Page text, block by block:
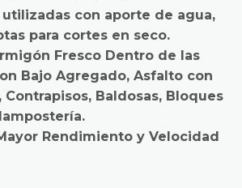
con aporte de agua,
para cortes en seco.
Fresco Dentro de las
Bajo Agregado, Asfalto con
Baldosas, Bloques
Rendimiento y Velocidad